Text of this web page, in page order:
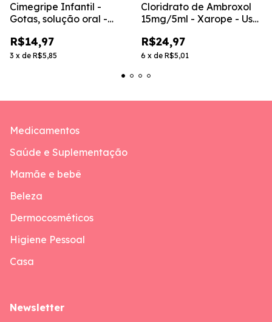
Cimegripe Infantil -
Gotas, solução oral -
R$14,97
3 x de R$5,85
Cloridrato de Ambroxol
15mg/5ml - Xarope - Uso
R$24,97
6 x de R$5,01
Medicamentos
Saúde e Suplementação
Mamãe e bebê
Beleza
Dermocosméticos
Higiene Pessoal
Casa
Newsletter